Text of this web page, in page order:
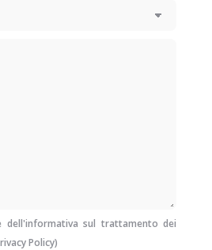
dell'informativa sul trattamento dei
Policy)